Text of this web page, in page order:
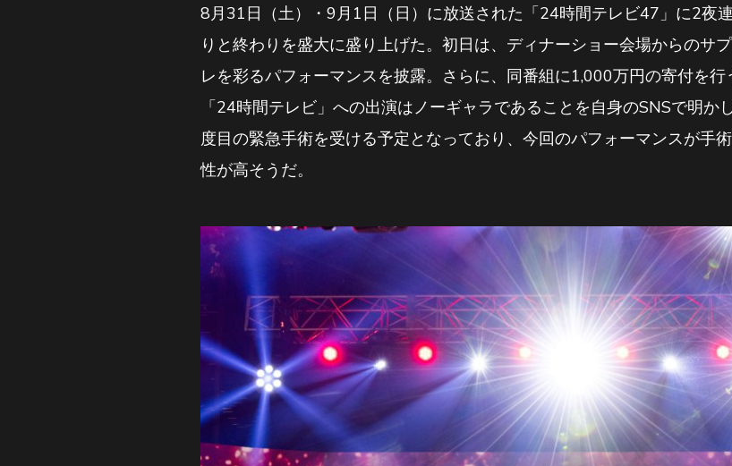
8月31日（土）・9月1日（日）に放送された「24時間テレビ47」に2夜
りと終わりを盛大に盛り上げた。初日は、ディナーショー会場からのサ
レを彩るパフォーマンスを披露。さらに、同番組に1,000万円の寄付を
「24時間テレビ」への出演はノーギャラであることを自身のSNSで明か
度目の緊急手術を受ける予定となっており、今回のパフォーマンスが手
性が高そうだ。